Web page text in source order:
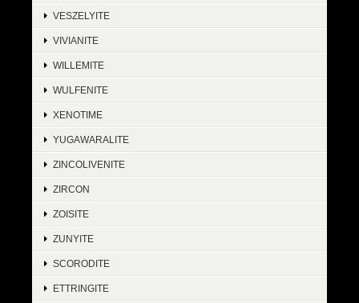
VESZELYITE
VIVIANITE
WILLEMITE
WULFENITE
XENOTIME
YUGAWARALITE
ZINCOLIVENITE
ZIRCON
ZOISITE
ZUNYITE
SCORODITE
ETTRINGITE